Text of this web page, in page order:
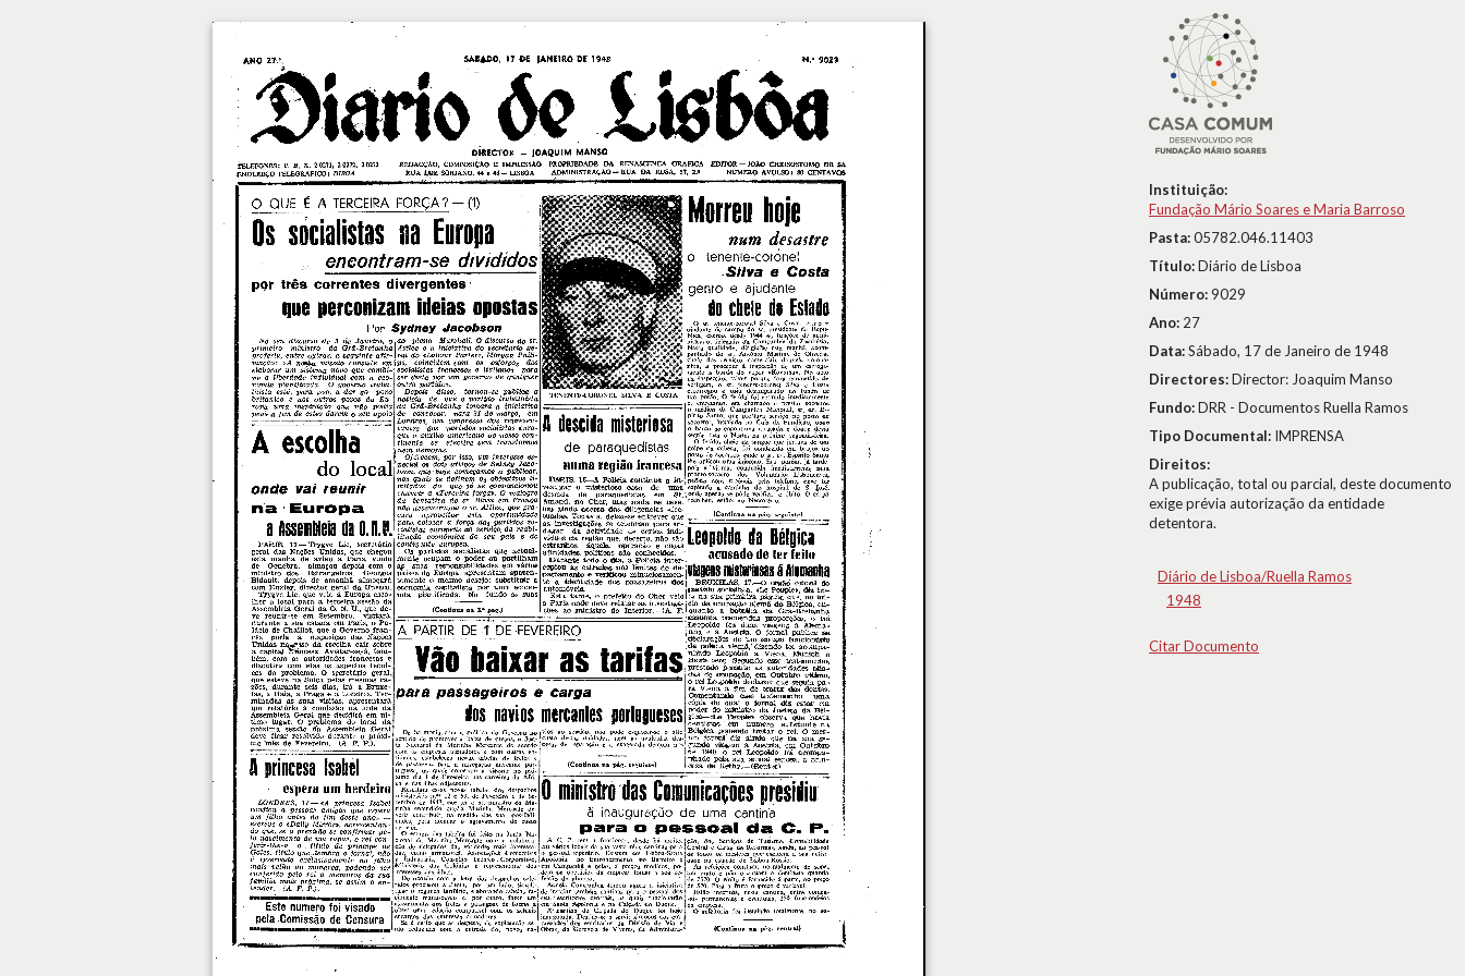
Instituição:
Fundação Mário Soares e Maria Barroso
Pasta:05782.046.11403
Título:Diário de Lisboa
Número:9029
Ano: 27
Data:Sábado, 17 de Janeiro de 1948
Directores:Director: Joaquim Manso
Fundo:DRR - Documentos Ruella Ramos
Tipo Documental: IMPRENSA
Direitos:
A publicação, total ou parcial, deste documento
exige prévia autorização da entidade
detentora.
Diário de Lisboa/Ruella Ramos
1948
Citar Documento